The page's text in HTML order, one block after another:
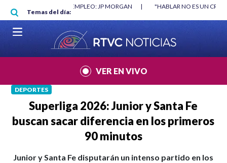
Pasar al contenido principal
Temas del día:
"HABLAR NO ES UN CRIMEN": CARTA DE BETO CORAL |
VER EN VIVO
DEPORTES
Superliga 2026: Junior y Santa Fe
buscan sacar diferencia en los primeros
90 minutos
Junior y Santa Fe disputarán un intenso partido en los